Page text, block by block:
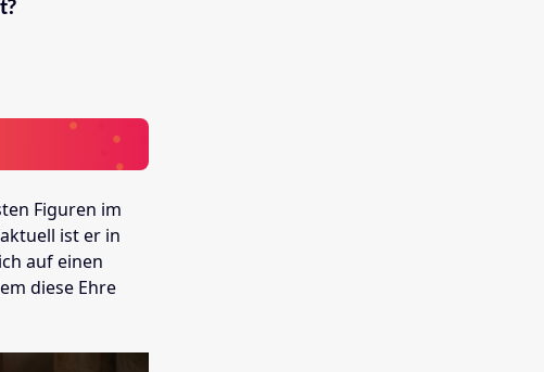
Figuren im
ist er in
auf einen
diese Ehre